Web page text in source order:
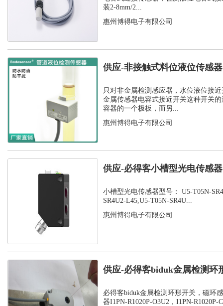
装2-8mm/2...
惠州博得电子有限公司
供应-非接触式料位液位传感
开关
只对非金属检测感应器，水位液位接
金属传感器电容式接近开关这种开关
容器的一个极板，而另...
惠州博得电子有限公司
供应-必得客小槽型光电传感
SR...
小槽型光电传感器型号： U5-T05N-
SR4U2-L45,U5-T05N-SR4U...
惠州博得电子有限公司
供应-必得客biduk金属检测环
感应器...
必得客biduk金属检测环形开关，磁环
器I1PN-R1020P-O3U2，I1PN-R1020P-